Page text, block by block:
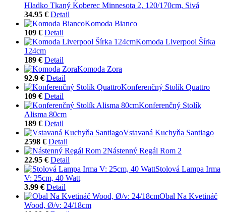
Hladko Tkaný Koberec Minnesota 2, 120/170cm, Sivá
34.95 € Detail
Komoda Bianco
109 € Detail
Komoda Liverpool Šírka
124cm
189 € Detail
Komoda Zora
92.9 € Detail
Konferenčný Stolík Quattro
109 € Detail
Konferenčný Stolík
Alisma 80cm
189 € Detail
Vstavaná Kuchyňa Santiago
2598 € Detail
Nástenný Regál Rom 2
22.95 € Detail
Stolová Lampa Irma
V: 25cm, 40 Watt
3.99 € Detail
Obal Na Kvetináč
Wood, Ø/v: 24/18cm